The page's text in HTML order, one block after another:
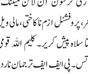
ازم نا کاختی، مالی
سلاہ پیش کریر۔ کلیم اللہ
پی ایف ایف ترجمان نا